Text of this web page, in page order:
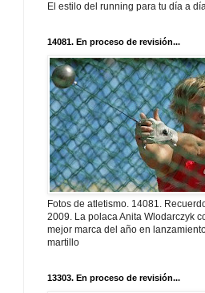
El estilo del running para tu día a
14081. En proceso de revisión...
Fotos de atletismo. 14081.
2009. La polaca Anita Wlodarczyk
mejor marca del año en
martillo
13303. En proceso de revisión...